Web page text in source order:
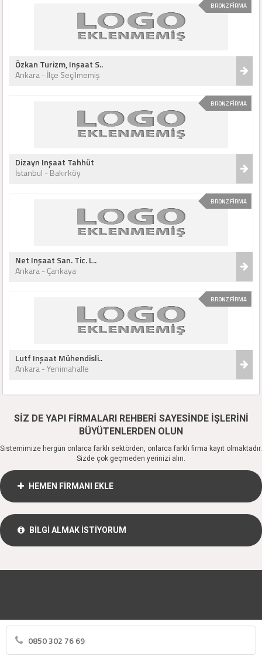
BRONZ FİRMA
Özkan Turizm, Inşaat S..
Ankara - İlçe Seçilmemiş
BRONZ FİRMA
Dizayn Inşaat Tahhüt
İstanbul - Bakırköy
BRONZ FİRMA
Net Inşaat San. Tic. L..
Ankara - Çankaya
BRONZ FİRMA
Lutf Inşaat Mühendisli..
Ankara - Yenimahalle
SİZ DE YAPI FİRMALARI REHBERİ SAYESİNDE İŞLERİNİ
BÜYÜTENLERDEN OLUN
Sistemimize hergün onlarca farklı sektörden, onlarca farklı firma kayıt olmaktadır.
Sizde çok geçmeden yerinizi alın.
HEMEN FİRMANI EKLE
BİLGİ ALMAK İSTİYORUM
0850 302 76 69